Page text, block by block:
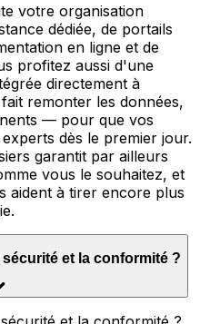
votre organisation
dédiée, de portails
en ligne et de
profitez aussi d'une
directement à
remonter les données,
— pour que vos
dès le premier jour.
garantit par ailleurs
vous le souhaitez, et
aident à tirer encore plus
et la conformité ?